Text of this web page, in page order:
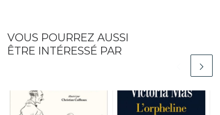
VOUS POURREZ AUSSI
ÊTRE INTÉRESSÉ PAR